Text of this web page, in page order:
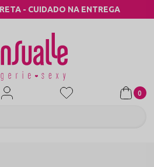
- CUIDADO NA ENTREGA
0